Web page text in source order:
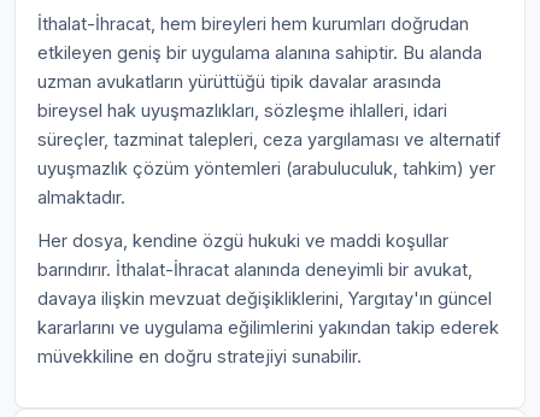
İthalat-İhracat, hem bireyleri hem kurumları doğrudan
etkileyen geniş bir uygulama alanına sahiptir. Bu alanda
uzman avukatların yürüttüğü tipik davalar arasında
bireysel hak uyuşmazlıkları, sözleşme ihlalleri, idari
süreçler, tazminat talepleri, ceza yargılaması ve alternatif
uyuşmazlık çözüm yöntemleri (arabuluculuk, tahkim) yer
almaktadır.
Her dosya, kendine özgü hukuki ve maddi koşullar
barındırır. İthalat-İhracat alanında deneyimli bir avukat,
davaya ilişkin mevzuat değişikliklerini, Yargıtay'ın güncel
kararlarını ve uygulama eğilimlerini yakından takip ederek
müvekkiline en doğru stratejiyi sunabilir.